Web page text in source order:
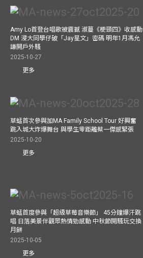
Amy Lo首登台唱歌被震撼 淑蔓《梗頸四》收感動
DM 浸大同學仔破「Jay星文」密碼 明年1月馮允
謙開戶外騷
2025-10-27
更多
草蜢首次參與加MA Family School Tour 好興奮
跳入城大炸爆舞台 與學生零距離蔡一傑感緊張
2025-10-20
更多
草蜢首度參與「超級草莓音樂節」 45分鐘爆汗跳
唱 日落美景伴觀眾熱情勁感動 中秋節開騷玩交換
月餅
2025-10-05
更多